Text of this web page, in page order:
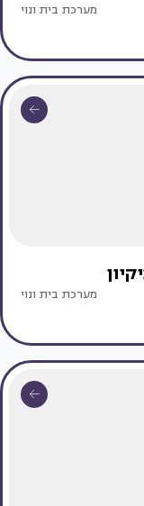
מערכת בית ונוי
מערכת בית ונוי